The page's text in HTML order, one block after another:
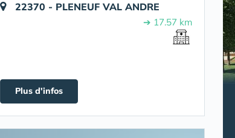
22370 - PLENEUF VAL ANDRE
➔ 17.57 km
Plus d'infos